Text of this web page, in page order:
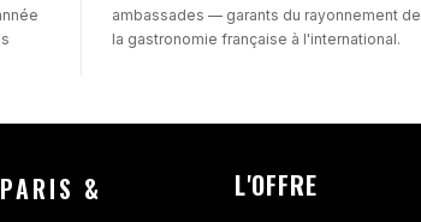
ambassades — garants du rayonnement de
la gastronomie française à l'international.
&
L'OFFRE